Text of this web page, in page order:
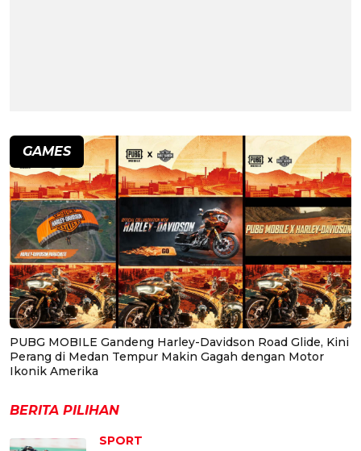
GAMES
PUBG MOBILE Gandeng Harley-Davidson Road Glide, Kini
Perang di Medan Tempur Makin Gagah dengan Motor
Ikonik Amerika
BERITA PILIHAN
SPORT